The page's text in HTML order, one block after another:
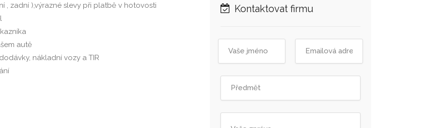
, zadní ),výrazné slevy při platbě v hotovosti
autě
nákladní vozy a TIR
Kontaktovat firmu